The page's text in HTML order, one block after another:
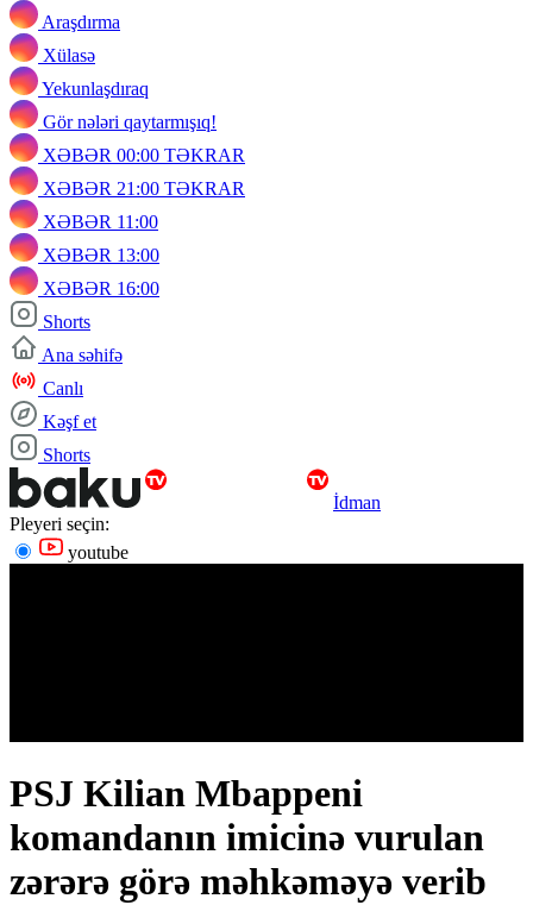
Araşdırma
Xülasə
Yekunlaşdıraq
Gör nələri qaytarmışıq!
XƏBƏR 00:00 TƏKRAR
XƏBƏR 21:00 TƏKRAR
XƏBƏR 11:00
XƏBƏR 13:00
XƏBƏR 16:00
Shorts
Ana səhifə
Canlı
Kəşf et
Shorts
İdman
Pleyeri seçin:
youtube
PSJ Kilian Mbappeni
komandanın imicinə vurulan
zərərə görə məhkəməyə verib